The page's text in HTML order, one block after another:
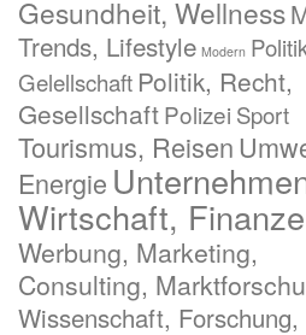
Gesundheit, Wellness
Trends, Lifestyle Modern
Gelellschaft Politik, Recht,
GesellschaftPolizei Sport
Tourismus, Reisen
Energie
Wirtschaft,
Werbung, Marketing,
Consulting,
Wissenschaft, Forschung,